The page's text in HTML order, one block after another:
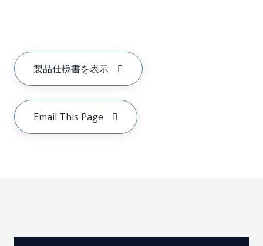
製品仕様書を表示
Email This Page